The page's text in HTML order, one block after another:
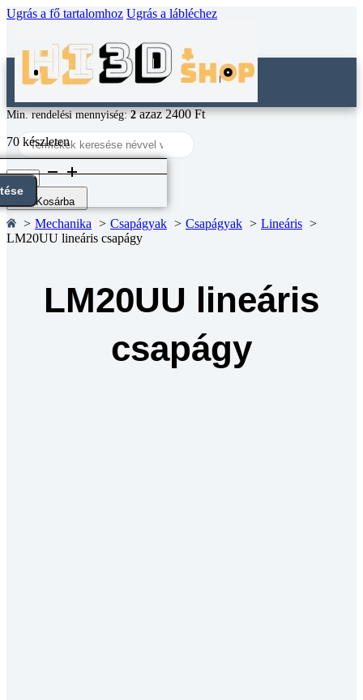
Ugrás a fő tartalomhoz Ugrás a lábléchez
Search
...
Min. rendelési mennyiség:2azaz 2400 Ft
70 készleten
LM20UU
lineáris
csapágy
mennyiség
Kosárba
Mechanika Csapágyak Csapágyak
Lineáris
LM20UU lineáris csapágy
LM20UU lineáris
csapágy